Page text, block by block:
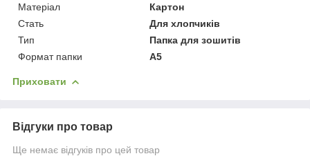
Матеріал
Картон
Стать
Для хлопчиків
Тип
Папка для зошитів
Формат папки
А5
Приховати
Відгуки про товар
Ще немає відгуків про цей товар